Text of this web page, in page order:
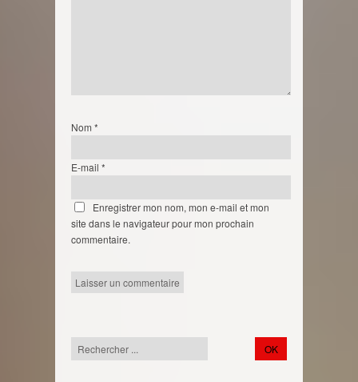
Nom *
E-mail *
Enregistrer mon nom, mon e-mail et mon
site dans le navigateur pour mon prochain
commentaire.